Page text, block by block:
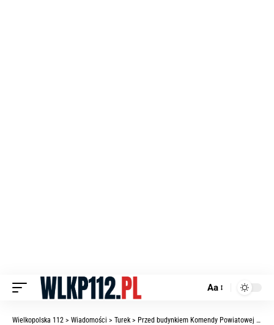
Aa
Wielkopolska 112 > Wiadomości > Turek > Przed budynkiem Komendy Powiatowej Policji w Turku spłonął radiowóz (WIDEO)